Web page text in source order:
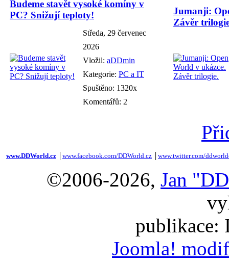
Budeme stavět vysoké komíny v
PC? Snižují teploty!
Středa, 29 červenec
2026
Vložil: aDDmin
Kategorie: PC a IT
Spuštěno: 1320x
Komentářů: 2
Jumanji:
Závěr
www.DDWorld.cz www.facebook.com/DDWorld.cz www.twitter.com/
©2006-2026, Jan
publikace:
Joomla!